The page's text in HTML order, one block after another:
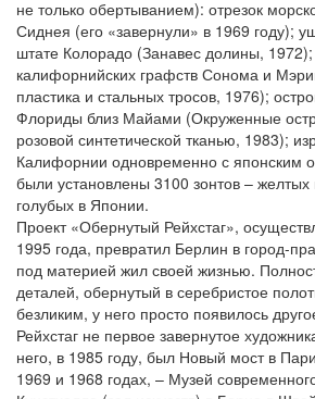
не только обертыванием): отрезок
Сиднея (его «завернули» в 1969 году);
штате Колорадо (Занавес долины,
калифорнийских графств Сонома и
пластика и стальных тросов, 1976);
Флориды близ Майами (Окруженные
розовой синтетической тканью, 1983);
Калифорнии одновременно с японским
были установлены 3100 зонтов –
голубых в Японии.
Проект «Обернутый Рейхстаг»,
1995 года, превратил Берлин в город-
под материей жил своей жизнью.
деталей, обернутый в серебристое
безликим, у него просто появилось
Рейхстаг не первое завернутое
него, в 1985 году, был Новый мост в
1969 и 1968 годах, – Музей